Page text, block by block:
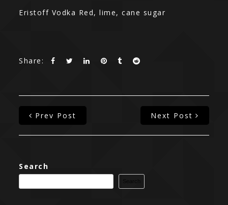
Eristoff Vodka Red, lime, cane sugar
Share:
Prev Post Next Post
Search